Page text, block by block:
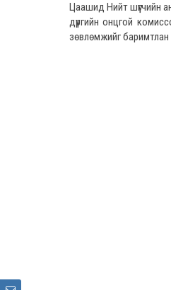
Цаашид Нийт шүүгчийн
дүүргийн онцгой
зөвлөмжийг